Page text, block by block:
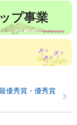
プ事業
優秀賞・優秀賞